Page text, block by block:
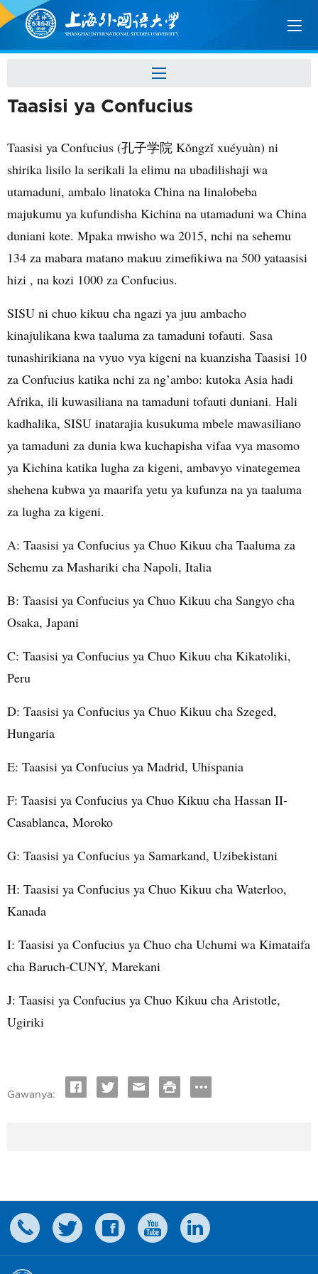
Taasisi ya Confucius
Taasisi ya Confucius (孔子学院 Kǒngzǐ xuéyuàn) ni
shirika lisilo la serikali la elimu na ubadilishaji wa
utamaduni, ambalo linatoka China na linalobeba
majukumu ya kufundisha Kichina na utamaduni wa China
duniani kote. Mpaka mwisho wa 2015, nchi na sehemu
134 za mabara matano makuu zimefikiwa na 500 yataasisi
hizi , na kozi 1000 za Confucius.
SISU ni chuo kikuu cha ngazi ya juu ambacho
kinajulikana kwa taaluma za tamaduni tofauti. Sasa
tunashirikiana na vyuo vya kigeni na kuanzisha Taasisi 10
za Confucius katika nchi za ng’ambo: kutoka Asia hadi
Afrika, ili kuwasiliana na tamaduni tofauti duniani. Hali
kadhalika, SISU inatarajia kusukuma mbele mawasiliano
ya tamaduni za dunia kwa kuchapisha vifaa vya masomo
ya Kichina katika lugha za kigeni, ambavyo vinategemea
shehena kubwa ya maarifa yetu ya kufunza na ya taaluma
za lugha za kigeni.
A: Taasisi ya Confucius ya Chuo Kikuu cha Taaluma za
Sehemu za Mashariki cha Napoli, Italia
B: Taasisi ya Confucius ya Chuo Kikuu cha Sangyo cha
Osaka, Japani
C: Taasisi ya Confucius ya Chuo Kikuu cha Kikatoliki,
Peru
D: Taasisi ya Confucius ya Chuo Kikuu cha Szeged,
Hungaria
E: Taasisi ya Confucius ya Madrid, Uhispania
F: Taasisi ya Confucius ya Chuo Kikuu cha Hassan II-
Casablanca, Moroko
G: Taasisi ya Confucius ya Samarkand, Uzibekistani
H: Taasisi ya Confucius ya Chuo Kikuu cha Waterloo,
Kanada
I: Taasisi ya Confucius ya Chuo cha Uchumi wa Kimataifa
cha Baruch-CUNY, Marekani
J: Taasisi ya Confucius ya Chuo Kikuu cha Aristotle,
Ugiriki
Gawanya: